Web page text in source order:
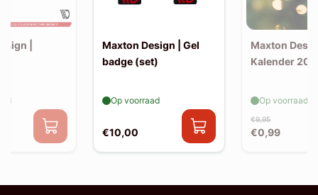
|
Maxton Design | Gel
badge (set)
€10,00
Op voorraad
Maxton
Kalender
€9,95
€0,99
Op voorraad